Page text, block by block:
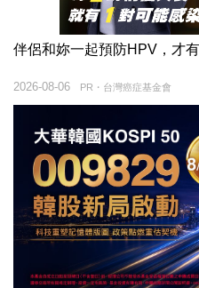
伴侶和妳一起預防HPV，才
PR・台灣癌症基金會
2026-08-06